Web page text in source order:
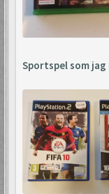
Sportspel som